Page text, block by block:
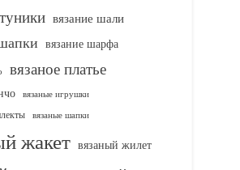
вязание шали
вязание шарфа
вязаное платье
вязаные игрушки
вязаные шапки
жакет вязаный жилет